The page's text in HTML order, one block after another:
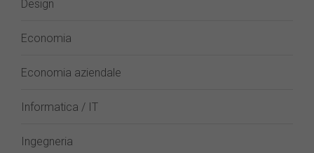
Design
Economia
Economia aziendale
Informatica / IT
Ingegneria